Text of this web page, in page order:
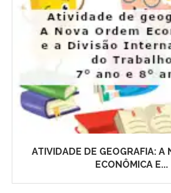
ATIVIDADE DE GEOGRAFIA: A
ECONÔMICA E...